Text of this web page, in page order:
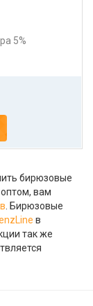
5%
бирюзовые
вам
. Бирюзовые
в
так же